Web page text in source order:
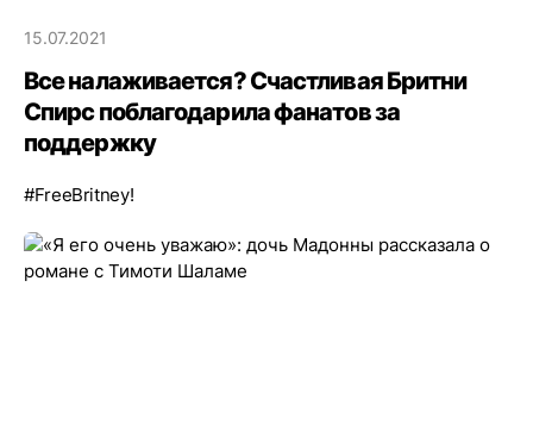
15.07.2021
Все налаживается? Счастливая Бритни
Спирс поблагодарила фанатов за
поддержку
#FreeBritney!